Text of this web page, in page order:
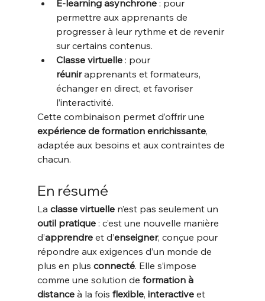
E-learning asynchrone : pour
permettre aux apprenants de
progresser à leur rythme et de revenir
sur certains contenus.
Classe virtuelle : pour
réunir apprenants et formateurs,
échanger en direct, et favoriser
l’interactivité.
Cette combinaison permet d’offrir une
expérience de formation enrichissante,
adaptée aux besoins et aux contraintes de
chacun.
En résumé
La classe virtuelle n’est pas seulement un
outil pratique : c’est une nouvelle manière
d’apprendre et d’enseigner, conçue pour
répondre aux exigences d’un monde de
plus en plus connecté. Elle s’impose
comme une solution de formation à
distance à la fois flexible, interactive et